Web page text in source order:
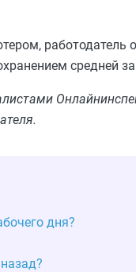
работодатель
средней
дня?